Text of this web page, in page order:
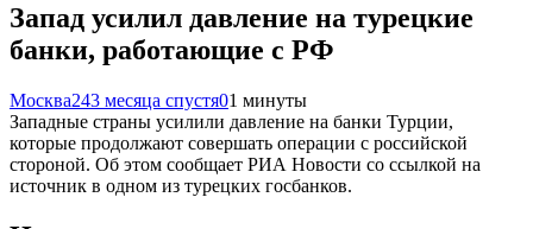
Запад усилил давление на турецкие
банки, работающие с РФ
Москва243 месяца спустя01 минуты
Западные страны усилили давление на банки Турции,
которые продолжают совершать операции с российской
стороной. Об этом сообщает РИА Новости со ссылкой на
источник в одном из турецких госбанков.